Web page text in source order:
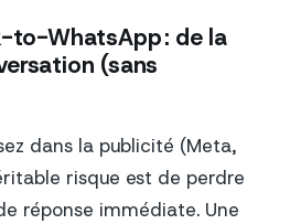
to-WhatsApp : de la
(sans
dans la publicité (Meta,
risque est de perdre
réponse immédiate. Une